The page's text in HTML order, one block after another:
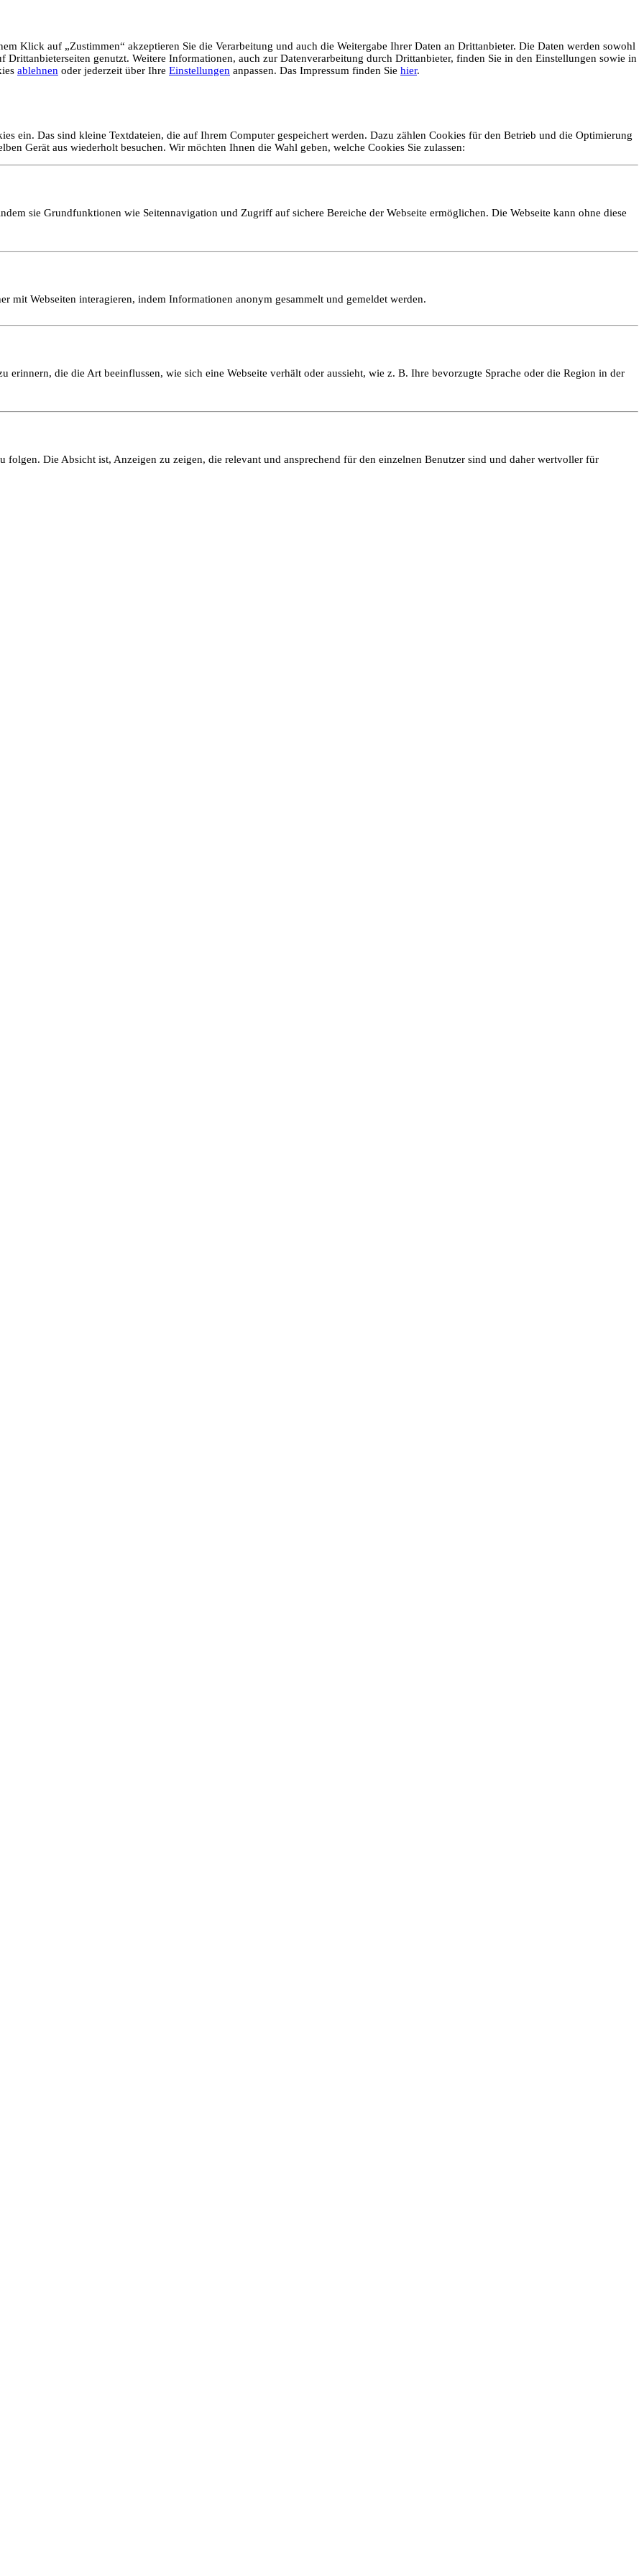
Klick auf „Zustimmen“ akzeptieren Sie die Verarbeitung und auch die Weitergabe Ihrer Daten an Drittanbieter. Die Daten werden sowohl
genutzt. Weitere Informationen, auch zur Datenverarbeitung durch Drittanbieter, finden Sie in den Einstellungen sowie in
ablehnen oder jederzeit über Ihre Einstellungen anpassen. Das Impressum finden Sie hier.
ein. Das sind kleine Textdateien, die auf Ihrem Computer gespeichert werden. Dazu zählen Cookies für den Betrieb und die Optimierung
Gerät aus wiederholt besuchen. Wir möchten Ihnen die Wahl geben, welche Cookies Sie zulassen:
sie Grundfunktionen wie Seitennavigation und Zugriff auf sichere Bereiche der Webseite ermöglichen. Die Webseite kann ohne diese
mit Webseiten interagieren, indem Informationen anonym gesammelt und gemeldet werden.
erinnern, die die Art beeinflussen, wie sich eine Webseite verhält oder aussieht, wie z. B. Ihre bevorzugte Sprache oder die Region in der
folgen. Die Absicht ist, Anzeigen zu zeigen, die relevant und ansprechend für den einzelnen Benutzer sind und daher wertvoller für